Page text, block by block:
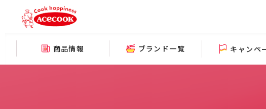
商品情報 ブランド一覧 キャンペ